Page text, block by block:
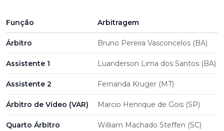
Função Arbitragem
Árbitro Bruno Pereira Vasconcelos (BA)
Assistente 1 Luanderson Lima dos Santos (BA)
Assistente 2 Fernanda Kruger (MT)
Árbitro de Vídeo (VAR) Marcio Henrique de Gois (SP)
Quarto Árbitro William Machado Steffen (SC)